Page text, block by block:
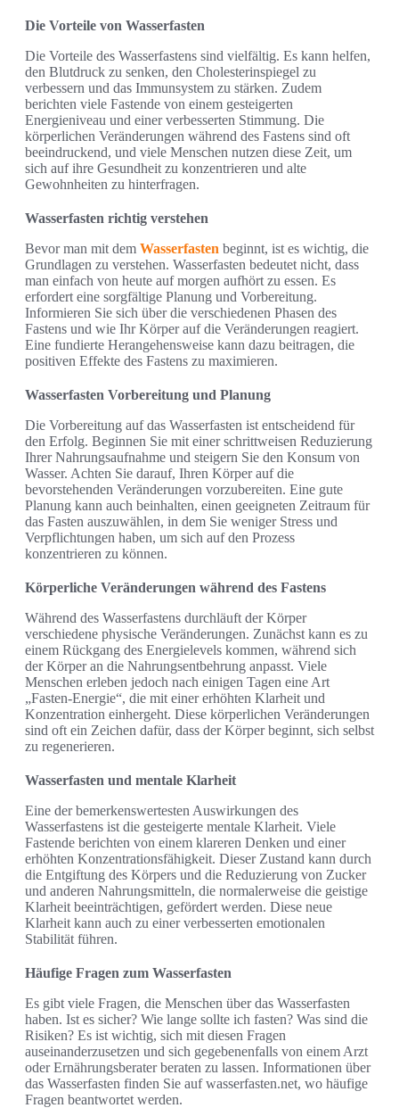
Die Vorteile von Wasserfasten
Die Vorteile des Wasserfastens sind vielfältig. Es kann helfen,
den Blutdruck zu senken, den Cholesterinspiegel zu
verbessern und das Immunsystem zu stärken. Zudem
berichten viele Fastende von einem gesteigerten
Energieniveau und einer verbesserten Stimmung. Die
körperlichen Veränderungen während des Fastens sind oft
beeindruckend, und viele Menschen nutzen diese Zeit, um
sich auf ihre Gesundheit zu konzentrieren und alte
Gewohnheiten zu hinterfragen.
Wasserfasten richtig verstehen
Bevor man mit dem Wasserfasten beginnt, ist es wichtig, die
Grundlagen zu verstehen. Wasserfasten bedeutet nicht, dass
man einfach von heute auf morgen aufhört zu essen. Es
erfordert eine sorgfältige Planung und Vorbereitung.
Informieren Sie sich über die verschiedenen Phasen des
Fastens und wie Ihr Körper auf die Veränderungen reagiert.
Eine fundierte Herangehensweise kann dazu beitragen, die
positiven Effekte des Fastens zu maximieren.
Wasserfasten Vorbereitung und Planung
Die Vorbereitung auf das Wasserfasten ist entscheidend für
den Erfolg. Beginnen Sie mit einer schrittweisen Reduzierung
Ihrer Nahrungsaufnahme und steigern Sie den Konsum von
Wasser. Achten Sie darauf, Ihren Körper auf die
bevorstehenden Veränderungen vorzubereiten. Eine gute
Planung kann auch beinhalten, einen geeigneten Zeitraum für
das Fasten auszuwählen, in dem Sie weniger Stress und
Verpflichtungen haben, um sich auf den Prozess
konzentrieren zu können.
Körperliche Veränderungen während des Fastens
Während des Wasserfastens durchläuft der Körper
verschiedene physische Veränderungen. Zunächst kann es zu
einem Rückgang des Energielevels kommen, während sich
der Körper an die Nahrungsentbehrung anpasst. Viele
Menschen erleben jedoch nach einigen Tagen eine Art
„Fasten-Energie“, die mit einer erhöhten Klarheit und
Konzentration einhergeht. Diese körperlichen Veränderungen
sind oft ein Zeichen dafür, dass der Körper beginnt, sich selbst
zu regenerieren.
Wasserfasten und mentale Klarheit
Eine der bemerkenswertesten Auswirkungen des
Wasserfastens ist die gesteigerte mentale Klarheit. Viele
Fastende berichten von einem klareren Denken und einer
erhöhten Konzentrationsfähigkeit. Dieser Zustand kann durch
die Entgiftung des Körpers und die Reduzierung von Zucker
und anderen Nahrungsmitteln, die normalerweise die geistige
Klarheit beeinträchtigen, gefördert werden. Diese neue
Klarheit kann auch zu einer verbesserten emotionalen
Stabilität führen.
Häufige Fragen zum Wasserfasten
Es gibt viele Fragen, die Menschen über das Wasserfasten
haben. Ist es sicher? Wie lange sollte ich fasten? Was sind die
Risiken? Es ist wichtig, sich mit diesen Fragen
auseinanderzusetzen und sich gegebenenfalls von einem Arzt
oder Ernährungsberater beraten zu lassen. Informationen über
das Wasserfasten finden Sie auf wasserfasten.net, wo häufige
Fragen beantwortet werden.